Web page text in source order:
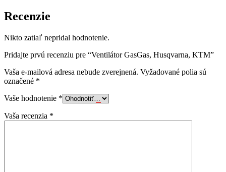
Recenzie
Nikto zatiaľ nepridal hodnotenie.
Pridajte prvú recenziu pre “Ventilátor GasGas, Husqvarna, KTM”
Vaša e-mailová adresa nebude zverejnená. Vyžadované polia sú
označené *
Vaše hodnotenie *
Vaša recenzia *